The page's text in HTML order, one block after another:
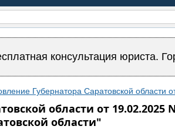
консультация юриста.
Губернатора Саратовской области
области от
области"